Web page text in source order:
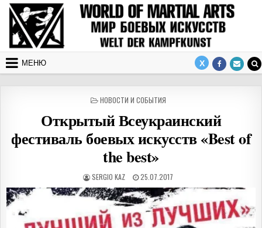
Перейти к содержимому
МЕНЮ
ОПУБЛИКОВАНО В
НОВОСТИ И СОБЫТИЯ
Открытый Всеукраинский
фестиваль боевых искусств «Best of
the best»
АВТОР:
SERGIO KAZ ДАТА ПУБЛИКАЦИИ:
25.07.2017